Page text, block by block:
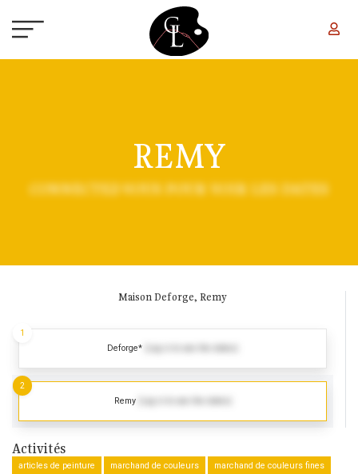
REMY
CONNECTEZ-VOUS POUR VOIR LES DATES
Maison Deforge, Remy
Deforge*
1
Remy
2
Activités
articles de peinture marchand de couleurs marchand de couleurs fines